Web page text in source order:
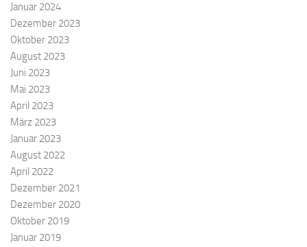
Januar 2024
Dezember 2023
Oktober 2023
August 2023
Juni 2023
Mai 2023
April 2023
März 2023
Januar 2023
August 2022
April 2022
Dezember 2021
Dezember 2020
Oktober 2019
Januar 2019